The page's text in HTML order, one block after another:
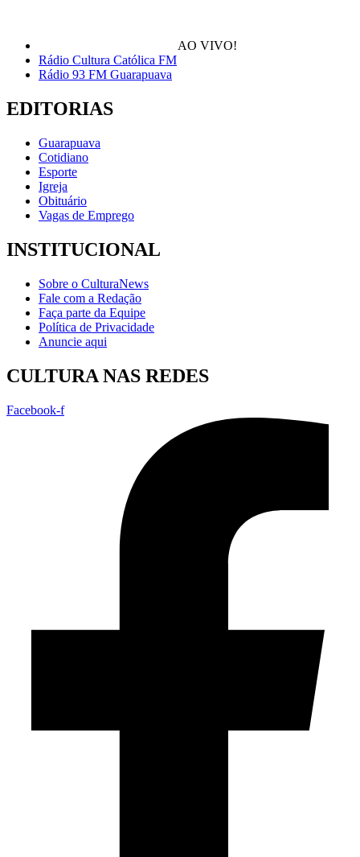
AO VIVO!
Rádio Cultura Católica FM
Rádio 93 FM Guarapuava
EDITORIAS
Guarapuava
Cotidiano
Esporte
Igreja
Obituário
Vagas de Emprego
INSTITUCIONAL
Sobre o CulturaNews
Fale com a Redação
Faça parte da Equipe
Política de Privacidade
Anuncie aqui
CULTURA NAS REDES
Facebook-f